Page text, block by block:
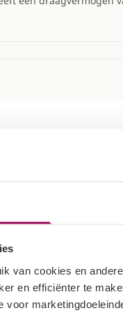
van cookies en
en efficiënter te
voor